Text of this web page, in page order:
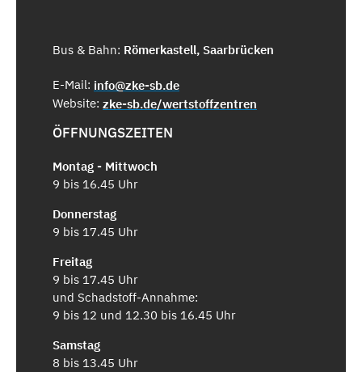
Bus & Bahn: Römerkastell, Saarbrücken
E-Mail: info@zke-sb.de
Website: zke-sb.de/wertstoffzentren
ÖFFNUNGSZEITEN
Montag - Mittwoch
9 bis 16.45 Uhr
Donnerstag
9 bis 17.45 Uhr
Freitag
9 bis 17.45 Uhr
und Schadstoff-Annahme:
9 bis 12 und 12.30 bis 16.45 Uhr
Samstag
8 bis 13.45 Uhr